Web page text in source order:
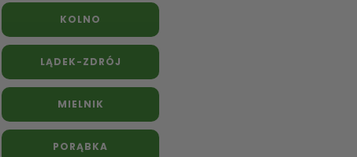
KOLNO
LĄDEK-ZDRÓJ
MIELNIK
PORĄBKA